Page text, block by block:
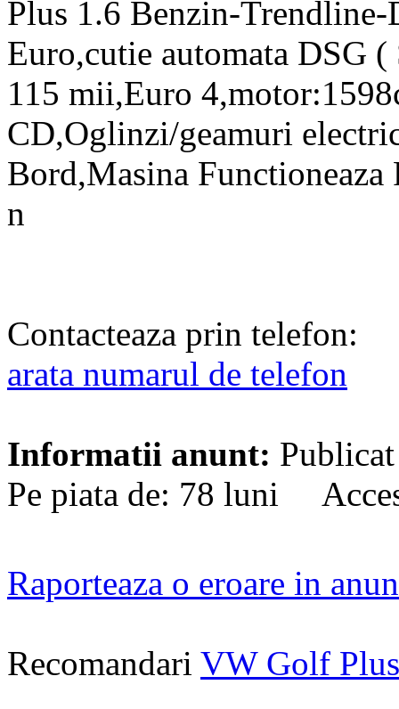
Plus 1.6 Benzin-
Euro,cutie automata DSG
115 mii,Euro
CD,Oglinzi/geamuri
Bord,Masina
n
Contacteaza prin telefon:
arata numarul de telefon
Informatii anunt:
Pe piata de: 78 luni
Raporteaza o eroare in
Recomandari VW Golf